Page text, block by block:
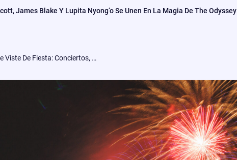
James Blake Y Lupita Nyong’o Se Unen En La Magia De The Odyssey
El Delaware River Waterfront Se Viste De Fiesta: Conciertos, Fuegos Artificiales Y Arte Con Sello Latino Para Celebrar El Aniversario 250 De EE. UU.